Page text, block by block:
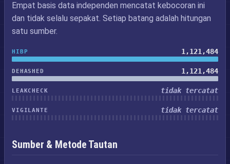
Empat basis data independen mencatat kebocoran ini
dan tidak selalu sepakat. Setiap batang adalah hitungan
satu sumber.
HIBP 1,121,484
DEHASHED 1,121,484
LEAKCHECK tidak tercatat
VIGILANTE tidak tercatat
Sumber & Metode Tautan